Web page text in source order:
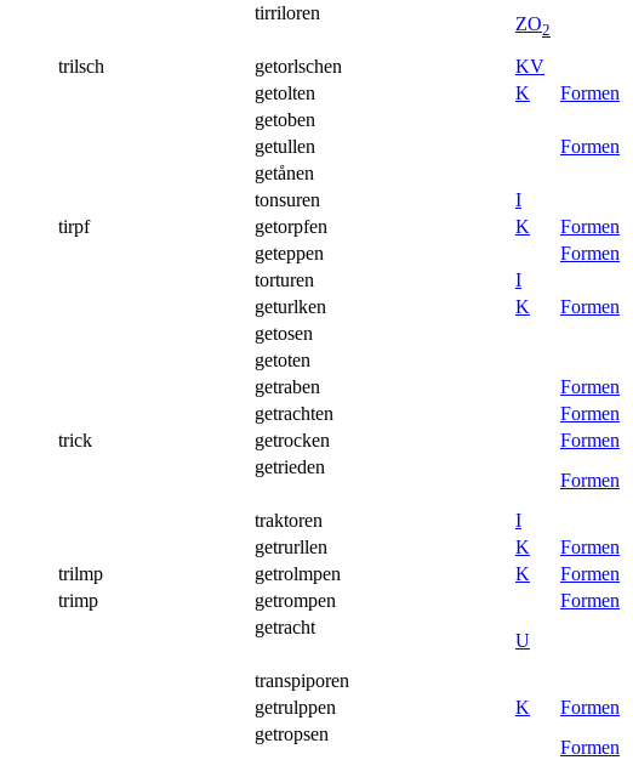
tirriloren
ZO2
trilsch getorlschen KV
getolten K
Formen
getoben
getullen
Formen
getånen
tonsuren
I
tirpf getorpfen K
Formen
geteppen
Formen
torturen
I
geturlken K
Formen
getosen
getoten
getraben
Formen
getrachten
Formen
trick getrocken
Formen
getrieden
Formen
traktoren
I
getrurllen K
Formen
trilmp getrolmpen K
Formen
trimp getrompen
Formen
getracht
U
transpiporen
getrulppen K
Formen
getropsen
Formen